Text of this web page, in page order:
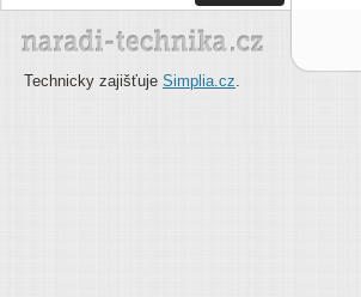
Technicky zajišťuje Simplia.cz.